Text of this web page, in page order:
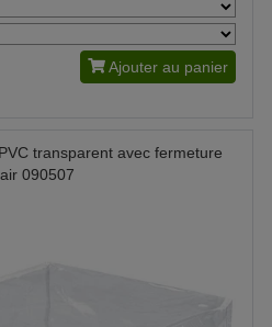
Ajouter au panier
transparent avec fermeture
090507